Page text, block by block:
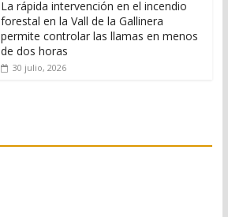
La rápida intervención en el incendio
forestal en la Vall de la Gallinera
permite controlar las llamas en menos
de dos horas
30 julio, 2026